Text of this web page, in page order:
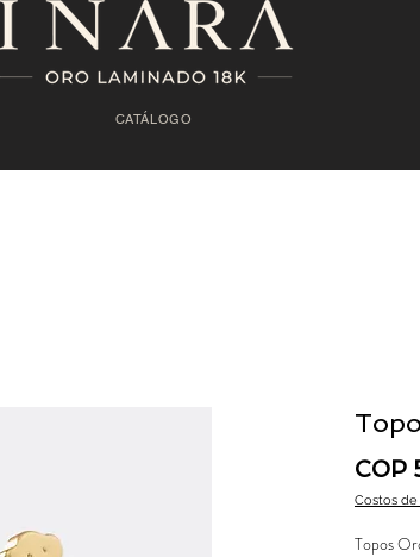
CATÁLOGO
COP
Costos de
Topos